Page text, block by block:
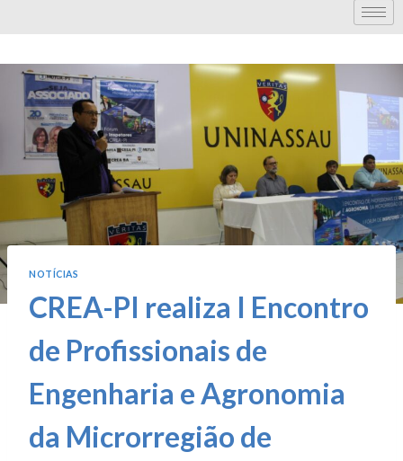
NOTÍCIAS
CREA-PI realiza I Encontro
de Profissionais de
Engenharia e Agronomia
da Microrregião de